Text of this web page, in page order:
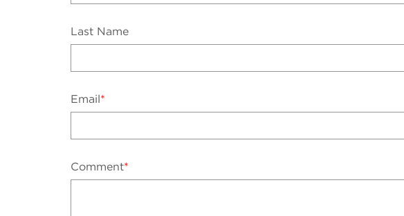
Last Name
Email*
Comment*